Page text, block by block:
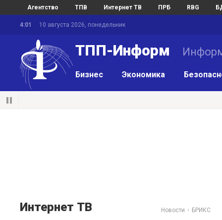
Агентство ТПВ Интернет ТВ ПРБ RBG
4:01 10 августа 2026, понедельник
ТПП-Информ
Бизнес Экономика
Интернет ТВ Новости БРИКС